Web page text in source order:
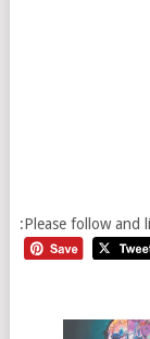
Please follow and